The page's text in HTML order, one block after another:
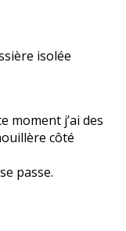
isolée
moment j’ai des
côté
passe.